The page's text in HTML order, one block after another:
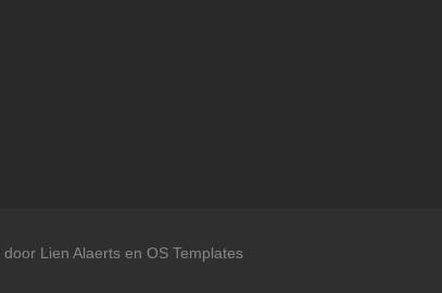
door Lien Alaerts en OS Templates